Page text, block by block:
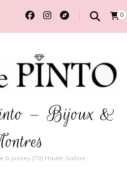
0
– Bijoux &
à Jussey (70) Haute-Saône